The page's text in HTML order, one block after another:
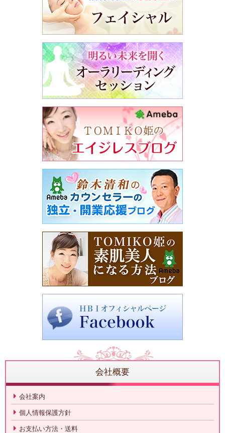
会社概要
会社案内
個人情報保護方針
お支払い方法・送料